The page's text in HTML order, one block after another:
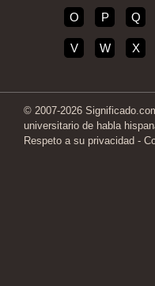
O P Q
V W X
© 2007-2026
universitario de habla
Respeto a su privacidad -